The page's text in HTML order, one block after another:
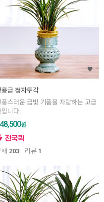
룡금 청자투각
풍스러운 금빛 기품을 자랑하는 고급
입니다.
원
203 리뷰 1